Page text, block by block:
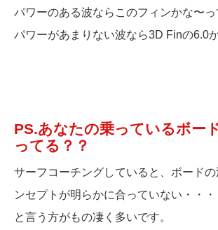
パワーのある波ならこのフィンかな〜っ
パワーがあまりない波なら3D Finの6.0か
PS.あなたの乗っているボー
ってる？？
サーフコーチングしていると、ボード
ンセプトが明らかに合っていない・・・
と言う方がもの凄く多いです。